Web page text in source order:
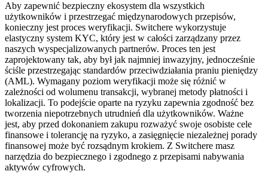
Aby zapewnić bezpieczny ekosystem dla wszystkich
użytkowników i przestrzegać międzynarodowych przepisów,
konieczny jest proces weryfikacji. Switchere wykorzystuje
elastyczny system KYC, który jest w całości zarządzany przez
naszych wyspecjalizowanych partnerów. Proces ten jest
zaprojektowany tak, aby był jak najmniej inwazyjny, jednocześnie
ściśle przestrzegając standardów przeciwdziałania praniu pieniędzy
(AML). Wymagany poziom weryfikacji może się różnić w
zależności od wolumenu transakcji, wybranej metody płatności i
lokalizacji. To podejście oparte na ryzyku zapewnia zgodność bez
tworzenia niepotrzebnych utrudnień dla użytkowników. Ważne
jest, aby przed dokonaniem zakupu rozważyć swoje osobiste cele
finansowe i tolerancję na ryzyko, a zasięgnięcie niezależnej porady
finansowej może być rozsądnym krokiem. Z Switchere masz
narzędzia do bezpiecznego i zgodnego z przepisami nabywania
aktywów cyfrowych.